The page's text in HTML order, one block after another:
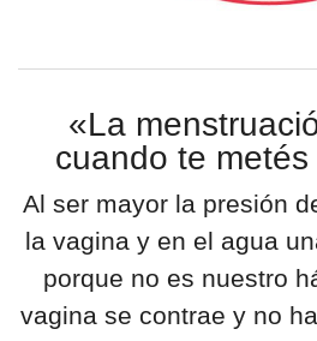
«La
cuando te
Al ser mayor la presión
la vagina y en el agua
porque no es nuestro
vagina se contrae y no